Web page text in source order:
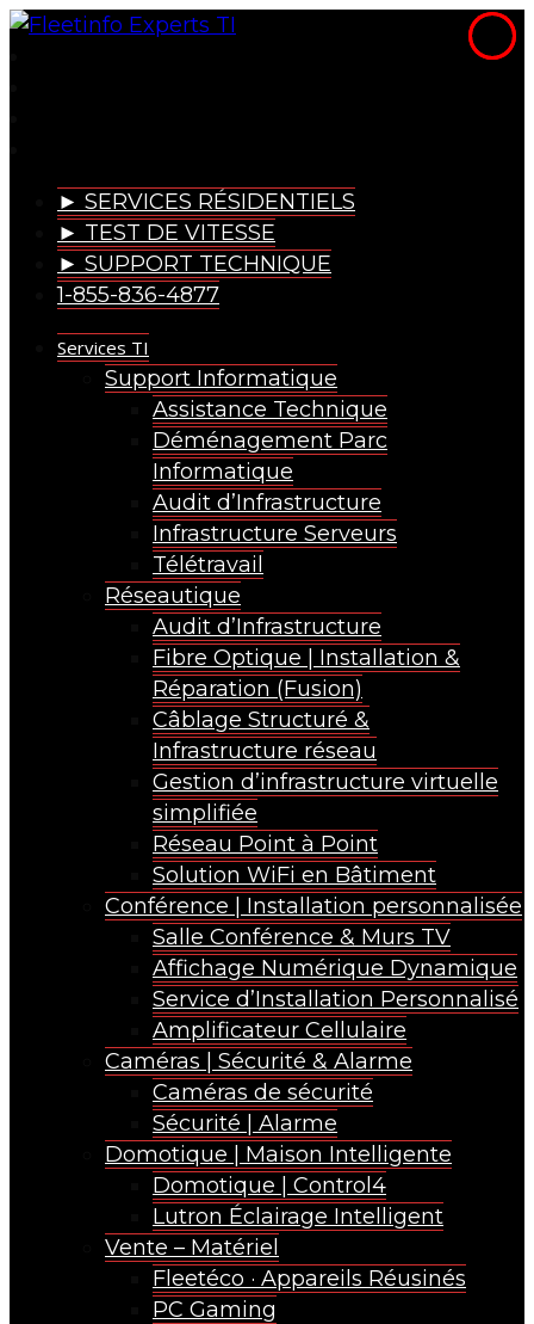
► SERVICES RÉSIDENTIELS
► TEST DE VITESSE
► SUPPORT TECHNIQUE
1-855-836-4877
Services TI
Support Informatique
Assistance Technique
Déménagement Parc
Informatique
Audit d’Infrastructure
Infrastructure Serveurs
Télétravail
Réseautique
Audit d’Infrastructure
Fibre Optique | Installation &
Réparation (Fusion)
Câblage Structuré &
Infrastructure réseau
Gestion d’infrastructure virtuelle
simplifiée
Réseau Point à Point
Solution WiFi en Bâtiment
Conférence | Installation personnalisée
Salle Conférence & Murs TV
Affichage Numérique Dynamique
Service d’Installation Personnalisé
Amplificateur Cellulaire
Caméras | Sécurité & Alarme
Caméras de sécurité
Sécurité | Alarme
Domotique | Maison Intelligente
Domotique | Control4
Lutron Éclairage Intelligent
Vente – Matériel
Fleetéco · Appareils Réusinés
PC Gaming